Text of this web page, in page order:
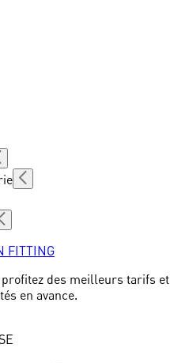
FITTING
des meilleurs tarifs et
en avance.